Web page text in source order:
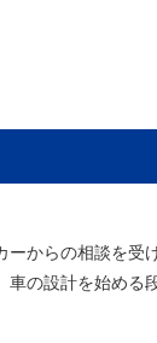
からの相談を受
の設計を始める